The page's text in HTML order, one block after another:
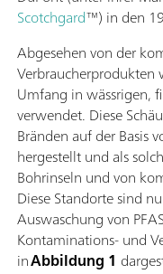
Scotchgard™) in den
Abgesehen von der
Verbraucherprodukten
Umfang in wässrigen,
verwendet. Diese
Bränden auf der Basis
hergestellt und als
Bohrinseln und von
Diese Standorte sind
Auswaschung von
Kontaminations- und
inAbbildung 1